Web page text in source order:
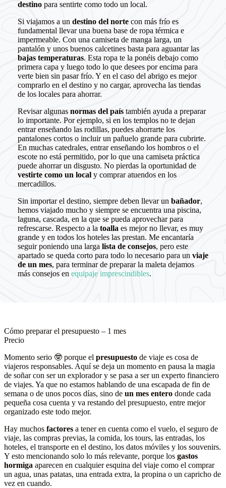
destinopara sentirte como todo un local.
Si viajamos a un destino del nortecon más frío es
fundamental llevar una buena base de ropa térmica e
impermeable. Con una camiseta de manga larga, un
pantalón y unos buenos calcetines basta para aguantar las
bajas temperaturas. Esta ropa te la ponéis debajo como
primera capa y luego todo lo que desees por encima para
verte bien sin pasar frío. Y en el caso del abrigo es mejor
comprarlo en el destino y no cargar, aprovecha las tiendas
de los locales para ahorrar.
Revisar algunas normas del país también ayuda a preparar
lo importante. Por ejemplo, si en los templos no te dejan
entrar enseñando las rodillas, puedes ahorrarte los
pantalones cortos o incluir un pañuelo grande para cubrirte.
En muchas catedrales, entrar enseñando los hombros o el
escote no está permitido, por lo que una camiseta práctica
puede ahorrar un disgusto. No pierdas la oportunidad de
vestirte como un localy comprar atuendos en los
mercadillos.
Sin importar el destino, siempre deben llevar un bañador,
hemos viajado mucho y siempre se encuentra una piscina,
laguna, cascada, en la que se pueda aprovechar para
refrescarse. Respecto a la toalla es mejor no llevar, es muy
grande y en todos los hoteles las prestan. Me encantaría
seguir poniendo una larga lista de consejos, pero este
apartado se queda corto para todo lo necesario para un viaje
de un mes, para terminar de preparar la maleta dejamos
más consejos en equipaje imprescindibles.
Cómo preparar el presupuesto – 1 mes
Precio
Momento serio 🤓 porque el presupuesto de viaje es cosa de
viajeros responsables. Aquí se deja un momento en pausa la magia
de soñar con ser un explorador y se pasa a ser un experto financiero
de viajes. Ya que no estamos hablando de una escapada de fin de
semana o de unos pocos días, sino de un mes entero donde cada
pequeña cosa cuenta y va restando del presupuesto, entre mejor
organizado este todo mejor.
Hay muchos factores a tener en cuenta como el vuelo, el seguro de
viaje, las compras previas, la comida, los tours, las entradas, los
hoteles, el transporte en el destino, los datos móviles y los souvenirs.
Y esto mencionando solo lo más relevante, porque los gastos
hormiga aparecen en cualquier esquina del viaje como el comprar
un agua, unas patatas, una entrada extra, la propina o un capricho de
vez en cuando.